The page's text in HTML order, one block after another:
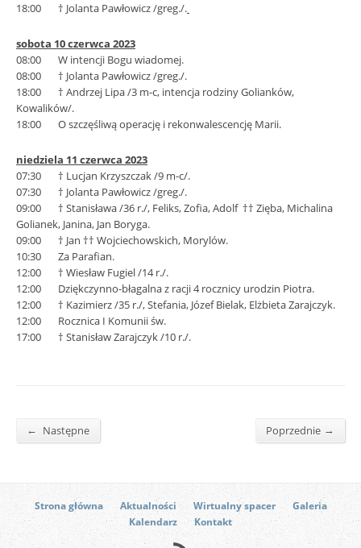
18:00 † Jolanta Pawłowicz /greg./.
sobota 10 czerwca 2023
08:00 W intencji Bogu wiadomej.
08:00 † Jolanta Pawłowicz /greg./.
18:00 † Andrzej Lipa /3 m-c, intencja rodziny Golianków,
Kowalików/.
18:00 O szczęśliwą operację i rekonwalescencję Marii.
niedziela 11 czerwca 2023
07:30 † Lucjan Krzyszczak /9 m-c/.
07:30 † Jolanta Pawłowicz /greg./.
09:00 † Stanisława /36 r./, Feliks, Zofia, Adolf †† Zięba, Michalina
Golianek, Janina, Jan Boryga.
09:00 † Jan †† Wojciechowskich, Morylów.
10:30 Za Parafian.
12:00 † Wiesław Fugiel /14 r./.
12:00 Dziękczynno-błagalna z racji 4 rocznicy urodzin Piotra.
12:00 † Kazimierz /35 r./, Stefania, Józef Bielak, Elżbieta Zarajczyk.
12:00 Rocznica I Komunii św.
17:00 † Stanisław Zarajczyk /10 r./.
← Następne Poprzednie →
Strona główna Aktualności Wirtualny spacer
Galeria
Kalendarz
Kontakt